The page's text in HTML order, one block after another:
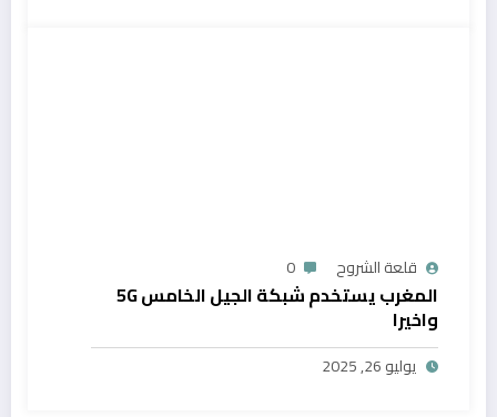
قلعة الشروح 0
المغرب يستخدم شبكة الجيل الخامس 5G
واخيرا
يوليو 26, 2025